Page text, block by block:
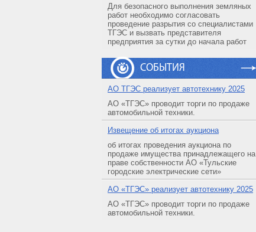
Для безопасного выполнения земляных
работ необходимо согласовать
проведение разрытия со специалистами
ТГЭС и вызвать представителя
предприятия за сутки до начала работ
СОБЫТИЯ
АO ТГЭС реализует автотехнику 2025
АО «ТГЭС» проводит торги по продаже
автомобильной техники.
Извещение об итогах аукциона
об итогах проведения аукциона по
продаже имущества принадлежащего на
праве собственности АО «Тульские
городские электрические сети»
АO «ТГЭС» реализует автотехнику 2025
АО «ТГЭС» проводит торги по продаже
автомобильной техники.